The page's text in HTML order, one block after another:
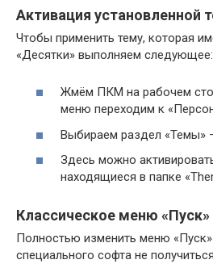
Активация установленной
Чтобы применить тему, которая
«Десятки» выполняем следующее:
Жмём ПКМ на рабочем
меню переходим к
Выбираем раздел «Темы»
Здесь можно
находящиеся в папке
Классическое меню «Пуск»
Полностью изменить меню
специального софта не